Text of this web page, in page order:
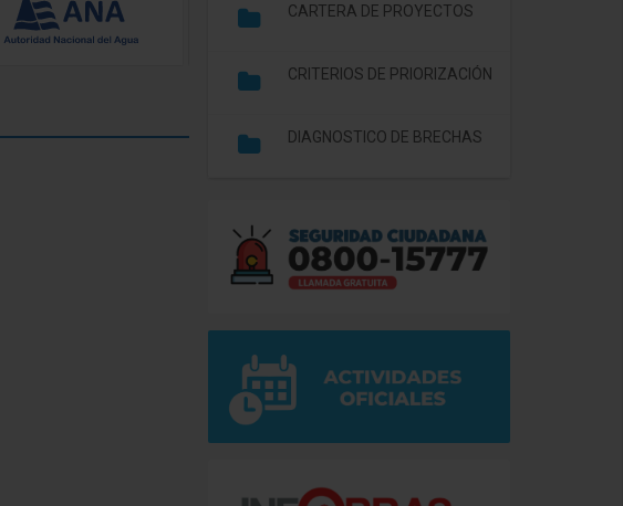
CARTERA DE PROYECTOS
CRITERIOS DE PRIORIZACIÓN
DIAGNOSTICO DE BRECHAS